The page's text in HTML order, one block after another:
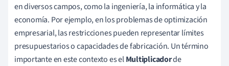
en diversos campos, como la ingeniería, la informática y la
economía. Por ejemplo, en los problemas de optimización
empresarial, las restricciones pueden representar límites
presupuestarios o capacidades de fabricación. Un término
importante en este contexto es elMultiplicadorde